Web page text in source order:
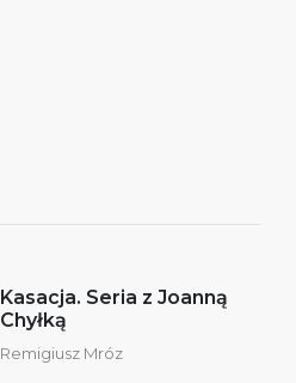
Kasacja. Seria z Joanną
Chyłką
Remigiusz Mróz